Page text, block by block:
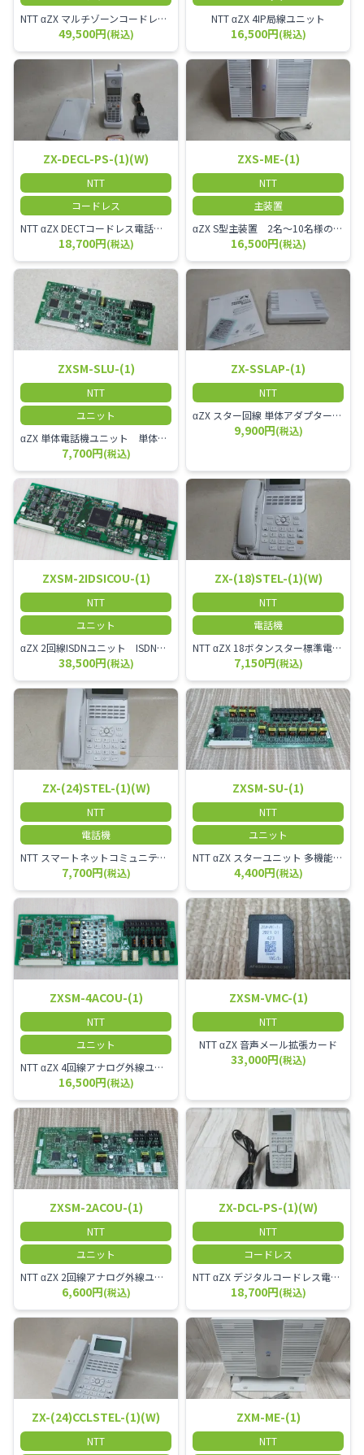
NTT αZX マルチゾーンコードレススター増設アンテナ
49,500円(税込)
NTT αZX 4IP局線ユニット
16,500円(税込)
ZX-DECL-PS-(1)(W)
NTT
コードレス
NTT αZX DECTコードレス電話機 電波方式がDECTで、 防水機能（IPX4:あらゆる方向からの水の飛まつを受けても有害な影響を受けない。)を備えた 接続装置と子機の一対シングルゾーンコードレスです。
18,700円(税込)
ZXS-ME-(1)
NTT
主装置
αZX S型主装置 2名～10名様のオフィスに適しております。
16,500円(税込)
ZXSM-SLU-(1)
NTT
ユニット
αZX 単体電話機ユニット 単体電話機、複合機、ドアホン等、 2台分収容可能にするユニット
7,700円(税込)
ZX-SSLAP-(1)
NTT
αZX スター回線 単体アダプター 受付電話機、ドアホン、FAX等を1台収容できる装置です。
9,900円(税込)
ZXSM-2IDSICOU-(1)
NTT
ユニット
αZX 2回線ISDNユニット ISDN回線を2本収容可能です。
38,500円(税込)
ZX-(18)STEL-(1)(W)
NTT
電話機
NTT αZX 18ボタンスター標準電話機(白)
7,150円(税込)
ZX-(24)STEL-(1)(W)
NTT
電話機
NTT スマートネットコミュニティαZX 24ボタンスター標準電話機
7,700円(税込)
ZXSM-SU-(1)
NTT
ユニット
NTT αZX スターユニット 多機能電話機ユニット
4,400円(税込)
ZXSM-4ACOU-(1)
NTT
ユニット
NTT αZX 4回線アナログ外線ユニット アナログ4ch収容ユニット
16,500円(税込)
ZXSM-VMC-(1)
NTT
NTT αZX 音声メール拡張カード
33,000円(税込)
ZXSM-2ACOU-(1)
NTT
ユニット
NTT αZX 2回線アナログ外線ユニット
6,600円(税込)
ZX-DCL-PS-(1)(W)
NTT
コードレス
NTT αZX デジタルコードレス電話機 対応主装置及びアンテナを使用してご利用いただけます。 特に工場や倉庫等、オフィスから離れたところで作業をされている方に適しています。
18,700円(税込)
ZX-(24)CCLSTEL-(1)(W)
NTT
ZXM-ME-(1)
NTT